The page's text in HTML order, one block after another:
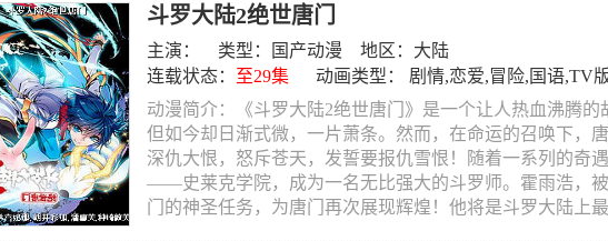
斗罗大陆2绝世唐门
主演： 类型： 国产动漫 地区：大陆
连载状态： 至29集 动画类型： 剧情,恋爱,冒险, 国语,TV
动漫简介：《斗罗大陆2绝世唐门》是一个让人热血沸腾的
但如今却日渐式微，一片萧条。然而，在命运的召唤下，
深仇大恨，怒斥苍天，发誓要报仇雪恨！随着一系列的奇
——史莱克学院，成为一名无比强大的斗罗师。霍雨浩，
门的神圣任务，为唐门再次展现辉煌！他将是斗罗大陆上